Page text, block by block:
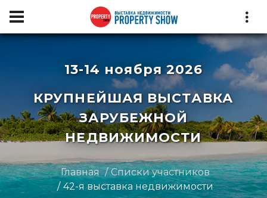
13-14 ноября 2026
КРУПНЕЙШАЯ ВЫСТАВКА
ЗАРУБЕЖНОЙ
НЕДВИЖИМОСТИ
Главная
Списки участников
42-я выставка недвижимости